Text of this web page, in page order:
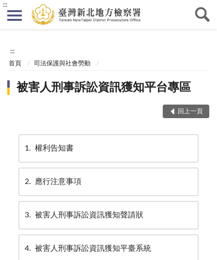
:::
:::
首頁 司法保護與社會勞動
被害人刑事訴訟資訊獲知平台專區
回上一頁
1 權利告知書
2 應行注意事項
3 被害人刑事訴訟資訊獲知聲請狀
4 被害人刑事訴訟資訊獲知平臺系統